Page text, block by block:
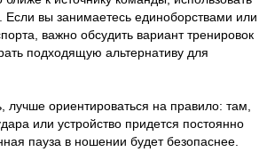
Если вы занимаетесь единоборствами или
важно обсудить вариант тренировок
подходящую альтернативу для
лучше ориентироваться на правило: там,
или устройство придется постоянно
пауза в ношении будет безопаснее.